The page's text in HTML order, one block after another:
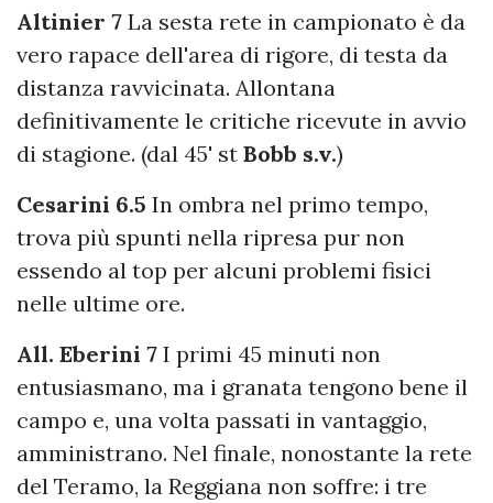
Altinier 7 La sesta rete in campionato è da
vero rapace dell'area di rigore, di testa da
distanza ravvicinata. Allontana
definitivamente le critiche ricevute in avvio
di stagione. (dal 45' st Bobb s.v.)
Cesarini 6.5 In ombra nel primo tempo,
trova più spunti nella ripresa pur non
essendo al top per alcuni problemi fisici
nelle ultime ore.
All. Eberini 7 I primi 45 minuti non
entusiasmano, ma i granata tengono bene il
campo e, una volta passati in vantaggio,
amministrano. Nel finale, nonostante la rete
del Teramo, la Reggiana non soffre: i tre